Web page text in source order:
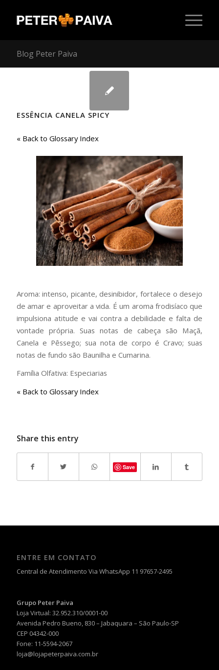
Blog Peter Paiva
ESSÊNCIA CANELA SPICY
« Back to Glossary Index
Aroma: intenso, picante, desinibidor, fortalece o desejo
de amar e aproveitar a vida. É um aroma frodisíaco que
impulsiona atitude e vai contra a debilidade e falta de
vontade própria. Suas notas de cabeça são Maçã,
Canela e Pêssego; sua nota de corpo é Cravo; suas
notas de fundo são Baunilha e Cumarina.
Família Olfativa: Especiarias
« Back to Glossary Index
Share this entry
Save
ENTRE EM CONTATO
Central de Atendimento Via WhatsApp 11 97657-2495
Grupo Peter Paiva
Loja Virtual: 32.952.310/0001-00
Avenida Pedro Bueno, 830 – Jabaquara – São Paulo-SP
CEP 04342-000
Fone: 11-5594-2067
loja@lojapeterpaiva.com.br